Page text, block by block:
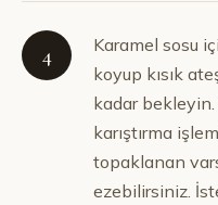
4
Karamel sosu
koyup kısık
kadar
karıştırma
topaklanan
ezebilirsiniz.